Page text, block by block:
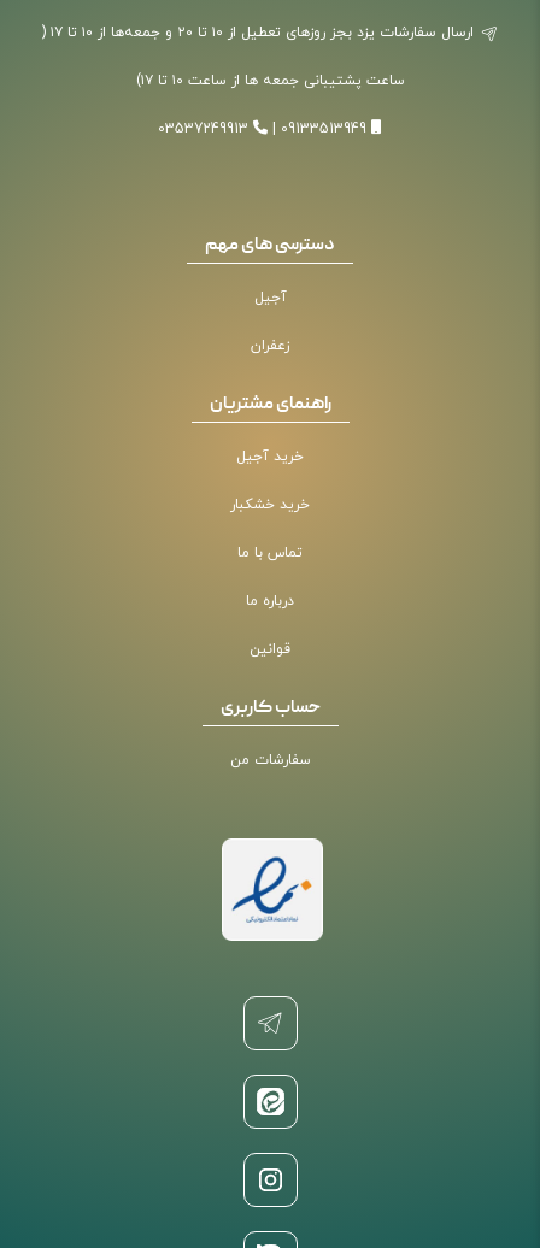
ارسال سفارشات یزد بجز روزهای تعطیل از ۱۰ تا ۲۰ و جمعه‌ها از ۱۰ تا ۱۷ (
ساعت پشتیبانی جمعه ها از ساعت ۱۰ تا ۱۷)
09133513949
03537249913
دسترسی های مهم
آجیل
زعفران
راهنمای مشتریان
خرید آجیل
خرید خشکبار
تماس با ما
درباره ما
قوانین
حساب کاربری
سفارشات من